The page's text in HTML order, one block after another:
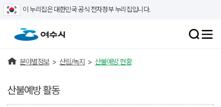
이 누리집은 대한민국 공식 전자정부 누리집입니다.
분야별정보 > 산림/녹지 > 산불예방 현황
산불예방 활동